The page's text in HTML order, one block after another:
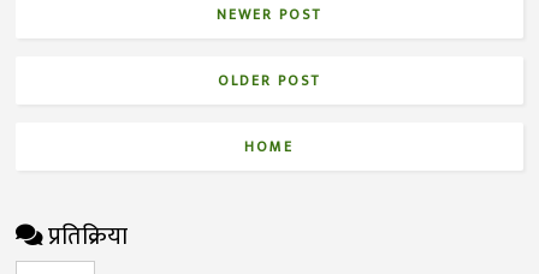
NEWER POST
OLDER POST
HOME
प्रतिक्रिया